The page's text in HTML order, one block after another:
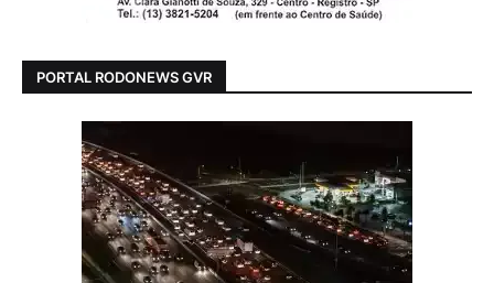
PORTAL RODONEWS GVR